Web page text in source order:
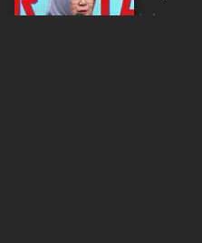
sindonews